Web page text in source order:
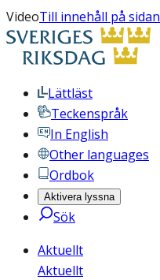
VideoTill innehåll på sidan
Lättläst
Teckenspråk
In English
Other languages
Ordbok
Aktivera lyssna
Sök
Aktuellt
Aktuellt